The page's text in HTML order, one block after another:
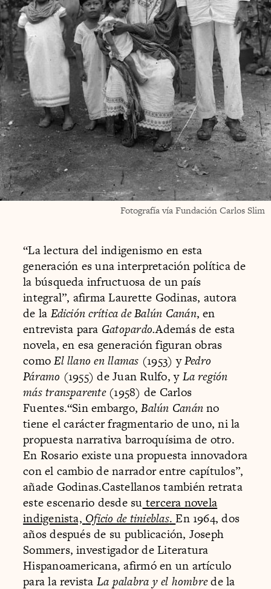
Fotografía vía Fundación Carlos Slim
“La lectura del indigenismo en esta
generación es una interpretación política de
la búsqueda infructuosa de un país
integral”, afirma Laurette Godinas, autora
de la ​ Edición crítica de Balún Canán​, en
entrevista para ​ Gatopardo.Además de esta
novela, en esa generación figuran obras
como ​El llano en llamas ​(1953) yPedro
Páramo ​(1955) de Juan Rulfo, y ​La región
más transparente(​1958) de Carlos
Fuentes.“Sin embargo, ​Balún Canánno
tiene el carácter fragmentario de uno, ni la
propuesta narrativa barroquísima de otro.
En Rosario existe una propuesta innovadora
con el cambio de narrador entre capítulos”,
añade Godinas.Castellanos también retrata
este escenario desde su tercera novela
indigenista, ​ Oficio de tinieblas​.En 1964, dos
años después de su publicación, Joseph
Sommers, investigador de Literatura
Hispanoamericana, afirmó en un artículo
para la revista ​ La palabra y el hombre​de la